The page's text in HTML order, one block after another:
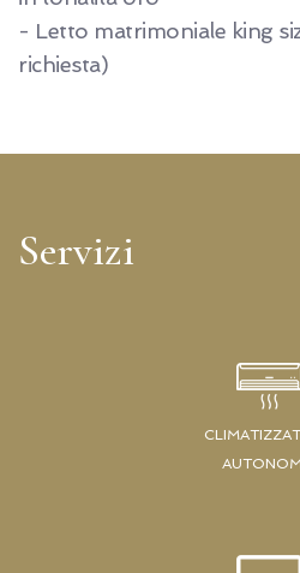
- Letto matrimoniale king
richiesta)
Servizi